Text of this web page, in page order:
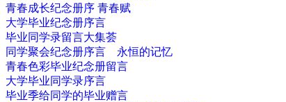
青春成长纪念册序 青春赋
大学毕业纪念册序言
毕业同学录留言大集荟
同学聚会纪念册序言 永恒的记忆
青春色彩毕业纪念册留言
大学毕业同学录序言
毕业季给同学的毕业赠言